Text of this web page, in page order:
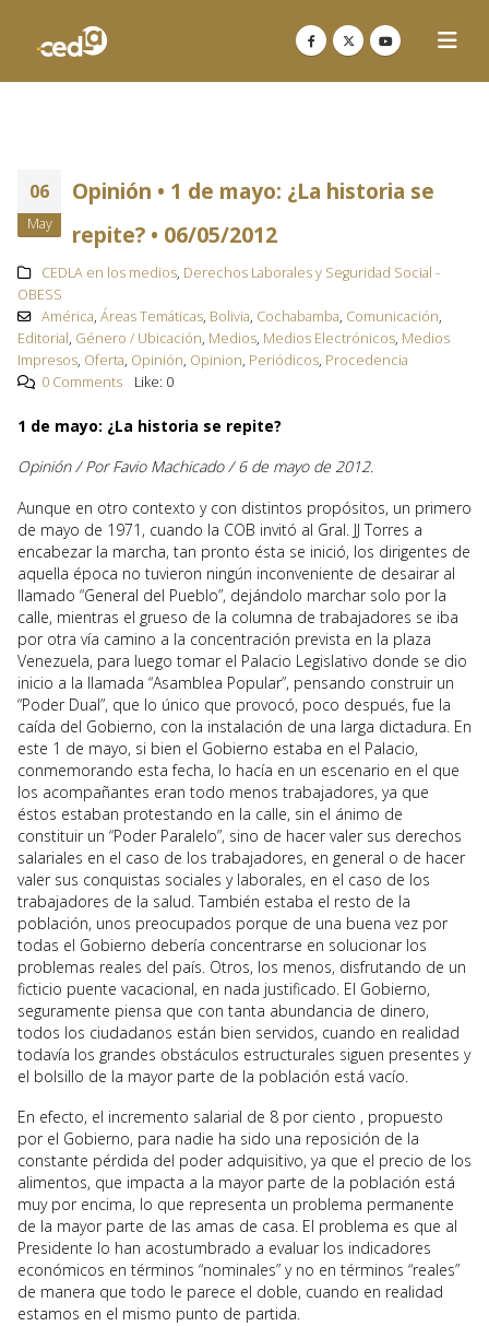
06
May
Opinión • 1 de mayo: ¿La historia se
repite? • 06/05/2012
CEDLA en los medios, Derechos Laborales y Seguridad Social -
OBESS
América, Áreas Temáticas, Bolivia, Cochabamba, Comunicación,
Editorial, Género / Ubicación, Medios, Medios Electrónicos, Medios
Impresos, Oferta, Opinión, Opinion, Periódicos, Procedencia
0 Comments
Like: 0
1 de mayo: ¿La historia se repite?
Opinión / Por Favio Machicado / 6 de mayo de 2012.
Aunque en otro contexto y con distintos propósitos, un primero
de mayo de 1971, cuando la COB invitó al Gral. JJ Torres a
encabezar la marcha, tan pronto ésta se inició, los dirigentes de
aquella época no tuvieron ningún inconveniente de desairar al
llamado “General del Pueblo”, dejándolo marchar solo por la
calle, mientras el grueso de la columna de trabajadores se iba
por otra vía camino a la concentración prevista en la plaza
Venezuela, para luego tomar el Palacio Legislativo donde se dio
inicio a la llamada “Asamblea Popular”, pensando construir un
“Poder Dual”, que lo único que provocó, poco después, fue la
caída del Gobierno, con la instalación de una larga dictadura. En
este 1 de mayo, si bien el Gobierno estaba en el Palacio,
conmemorando esta fecha, lo hacía en un escenario en el que
los acompañantes eran todo menos trabajadores, ya que
éstos estaban protestando en la calle, sin el ánimo de
constituir un “Poder Paralelo”, sino de hacer valer sus derechos
salariales en el caso de los trabajadores, en general o de hacer
valer sus conquistas sociales y laborales, en el caso de los
trabajadores de la salud. También estaba el resto de la
población, unos preocupados porque de una buena vez por
todas el Gobierno debería concentrarse en solucionar los
problemas reales del país. Otros, los menos, disfrutando de un
ficticio puente vacacional, en nada justificado. El Gobierno,
seguramente piensa que con tanta abundancia de dinero,
todos los ciudadanos están bien servidos, cuando en realidad
todavía los grandes obstáculos estructurales siguen presentes y
el bolsillo de la mayor parte de la población está vacío.
En efecto, el incremento salarial de 8 por ciento , propuesto
por el Gobierno, para nadie ha sido una reposición de la
constante pérdida del poder adquisitivo, ya que el precio de los
alimentos, que impacta a la mayor parte de la población está
muy por encima, lo que representa un problema permanente
de la mayor parte de las amas de casa. El problema es que al
Presidente lo han acostumbrado a evaluar los indicadores
económicos en términos “nominales” y no en términos “reales”
de manera que todo le parece el doble, cuando en realidad
estamos en el mismo punto de partida.